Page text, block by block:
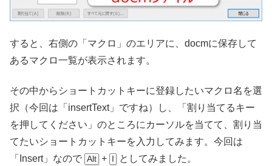
すると、右側の「マクロ」のエリアに、docmに保存して
あるマクロ一覧が表示されます。
その中からショートカットキーに登録したいマクロ名を選
択（今回は「insertText」ですね）し、「割り当てるキー
を押してください」のところにカーソルを当てて、割り当
てたいショートカットキーを入力してみます。今回は
「Insert」なので Alt + としてみました。